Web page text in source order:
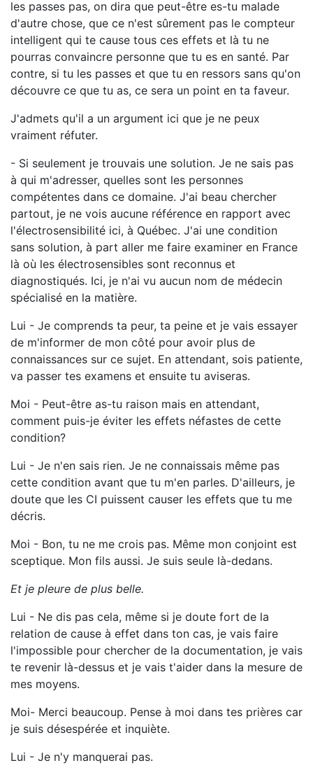
les passes pas, on dira que peut-être es-tu malade
d'autre chose, que ce n'est sûrement pas le compteur
intelligent qui te cause tous ces effets et là tu ne
pourras convaincre personne que tu es en santé. Par
contre, si tu les passes et que tu en ressors sans qu'on
découvre ce que tu as, ce sera un point en ta faveur.
J'admets qu'il a un argument ici que je ne peux
vraiment réfuter.
- Si seulement je trouvais une solution. Je ne sais pas
à qui m'adresser, quelles sont les personnes
compétentes dans ce domaine. J'ai beau chercher
partout, je ne vois aucune référence en rapport avec
l'électrosensibilité ici, à Québec. J'ai une condition
sans solution, à part aller me faire examiner en France
là où les électrosensibles sont reconnus et
diagnostiqués. Ici, je n'ai vu aucun nom de médecin
spécialisé en la matière.
Lui - Je comprends ta peur, ta peine et je vais essayer
de m'informer de mon côté pour avoir plus de
connaissances sur ce sujet. En attendant, sois patiente,
va passer tes examens et ensuite tu aviseras.
Moi - Peut-être as-tu raison mais en attendant,
comment puis-je éviter les effets néfastes de cette
condition?
Lui - Je n'en sais rien. Je ne connaissais même pas
cette condition avant que tu m'en parles. D'ailleurs, je
doute que les CI puissent causer les effets que tu me
décris.
Moi - Bon, tu ne me crois pas. Même mon conjoint est
sceptique. Mon fils aussi. Je suis seule là-dedans.
Et je pleure de plus belle.
Lui - Ne dis pas cela, même si je doute fort de la
relation de cause à effet dans ton cas, je vais faire
l'impossible pour chercher de la documentation, je vais
te revenir là-dessus et je vais t'aider dans la mesure de
mes moyens.
Moi- Merci beaucoup. Pense à moi dans tes prières car
je suis désespérée et inquiète.
Lui - Je n'y manquerai pas.